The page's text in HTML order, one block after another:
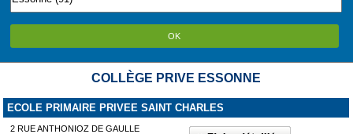
OK
COLLÈGE PRIVE ESSONNE
ECOLE PRIMAIRE PRIVEE SAINT CHARLES
2 RUE ANTHONIOZ DE GAULLE